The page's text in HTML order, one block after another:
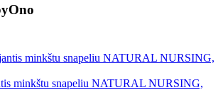
minkštu snapeliu NATURAL NURSING,